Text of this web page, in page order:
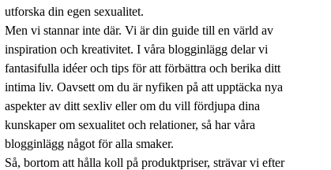
utforska din egen sexualitet.
Men vi stannar inte där. Vi är din guide till en värld av
inspiration och kreativitet. I våra blogginlägg delar vi
fantasifulla idéer och tips för att förbättra och berika ditt
intima liv. Oavsett om du är nyfiken på att upptäcka nya
aspekter av ditt sexliv eller om du vill fördjupa dina
kunskaper om sexualitet och relationer, så har våra
blogginlägg något för alla smaker.
Så, bortom att hålla koll på produktpriser, strävar vi efter